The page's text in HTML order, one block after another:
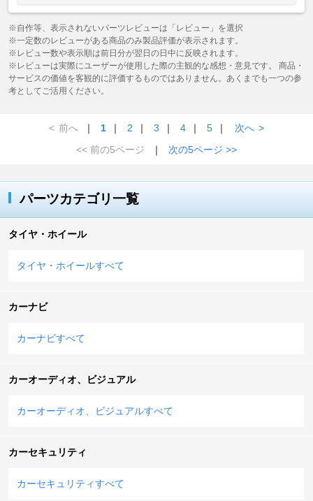
※自作等、表示されないパーツレビューは「レビュー」を選択
※一定数のレビューがある商品のみ製品評価が表示されます。
※レビュー数や表示順は前日分が翌日の日中に反映されます。
※レビューは実際にユーザーが使用した際の主観的な感想・意見です。 商品・
サービスの価値を客観的に評価するものではありません。あくまでも一つの参
考としてご活用ください。
< 前へ ｜ 1 ｜ 2 ｜ 3 ｜ 4 ｜ 5 ｜ 次へ >
<< 前の5ページ
｜ 次の5ページ >>
パーツカテゴリ一覧
タイヤ・ホイール
タイヤ・ホイールすべて
カーナビ
カーナビすべて
カーオーディオ、ビジュアル
カーオーディオ、ビジュアルすべて
カーセキュリティ
カーセキュリティすべて